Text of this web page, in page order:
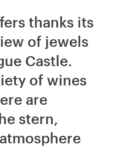
thanks its
of jewels
Castle.
of wines
are
stern,